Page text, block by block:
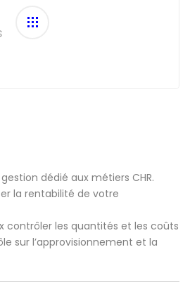
dédié aux métiers CHR.
la rentabilité de votre
contrôler les quantités et les coûts
sur l’approvisionnement et la